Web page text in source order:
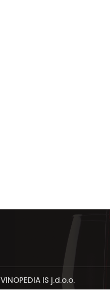
VINOPEDIA IS j.d.o.o.